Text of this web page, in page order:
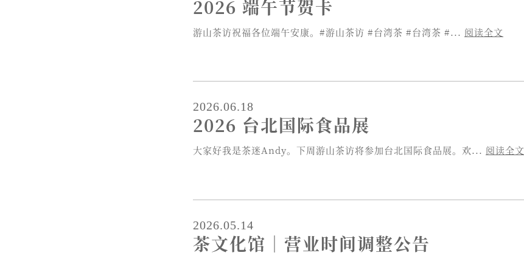
2026 端午节贺卡
游山茶访祝福各位端午安康。#游山茶访 #台湾茶 #台湾茶 #... 阅读全文
2026.06.18
2026 台北国际食品展
大家好我是茶迷Andy。下周游山茶访将参加台北国际食品展。欢... 阅读全文
2026.05.14
茶文化馆｜营业时间调整公告